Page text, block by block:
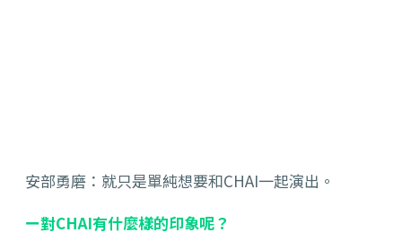
安部勇磨：就只是單純想要和CHAI一起演出。
ー對CHAI有什麼樣的印象呢？